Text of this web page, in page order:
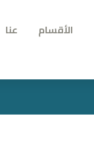
الأقسام عنا